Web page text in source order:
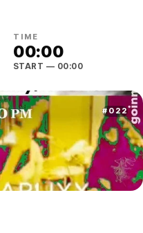
TIME
00:00
START — 00:00
#022